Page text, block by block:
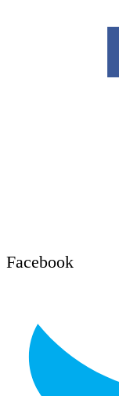
Facebook